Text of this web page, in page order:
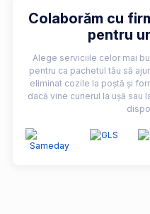
Colaborăm cu
pentru
Alege serviciile celor mai
pentru ca pachetul tău să
eliminat cozile la poștă și
dacă vine curierul la ușă sau